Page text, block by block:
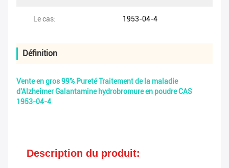
Le cas: 1953-04-4
Définition
Vente en gros 99% Pureté Traitement de la maladie
d'Alzheimer Galantamine hydrobromure en poudre CAS
1953-04-4
Description du produit: